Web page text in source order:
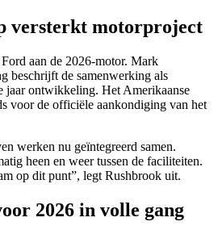
versterkt motorproject
aan de 2026-motor. Mark
beschrijft de samenwerking als
jaar ontwikkeling. Het Amerikaanse
voor de officiële aankondiging van het
werken nu geïntegreerd samen.
heen en weer tussen de faciliteiten.
op dit punt”, legt Rushbrook uit.
2026 in volle gang